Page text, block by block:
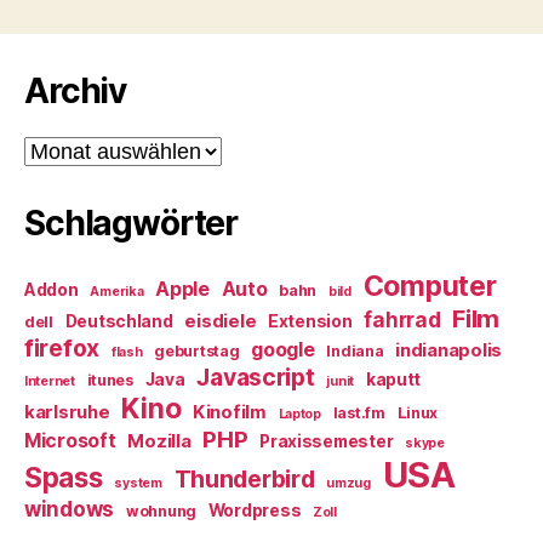
Archiv
Archiv
Schlagwörter
Addon Amerika Apple Auto bahn bild Computer
dell Deutschland eisdiele Extension fahrrad Film
firefox flash geburtstag google Indiana indianapolis
Internet itunes Java Javascript junit kaputt
karlsruhe Kino Kinofilm Laptop last.fm Linux
Microsoft Mozilla PHP Praxissemester skype
Spass system Thunderbird umzug USA
windows wohnung Wordpress Zoll